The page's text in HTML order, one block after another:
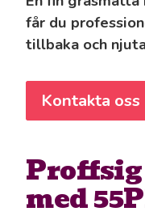
får du
tillbaka och
Kontakta oss
med